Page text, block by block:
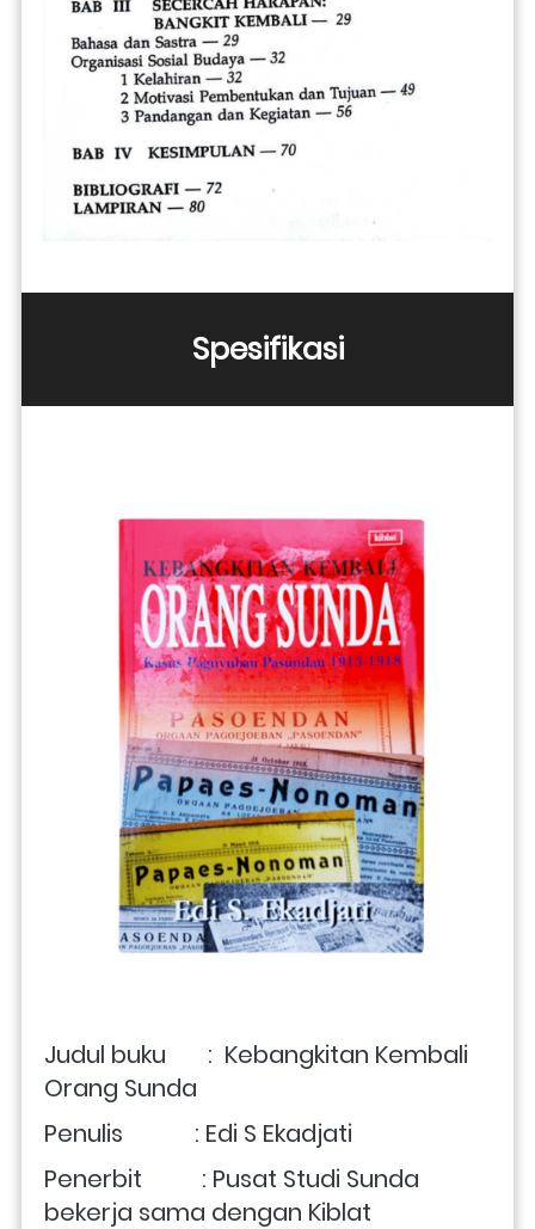
Spesifikasi
Judul buku       :  Kebangkitan Kembali
Orang Sunda
Penulis            : Edi S Ekadjati
Penerbit          : Pusat Studi Sunda
bekerja sama dengan Kiblat